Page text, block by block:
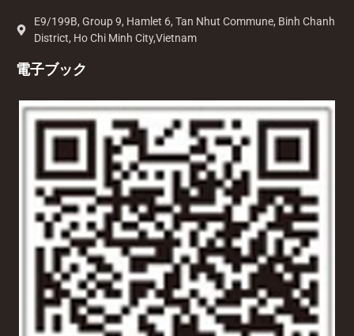
E9/199B, Group 9, Hamlet 6, Tan Nhut Commune, Binh Chanh
District, Ho Chi Minh City,Vietnam
電子ブック